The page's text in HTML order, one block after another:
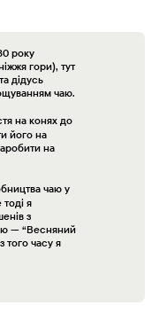
року
гори), тут
дідусь
чаю.
на конях до
його на
на
чаю у
я
з
— “Весняний
того часу я